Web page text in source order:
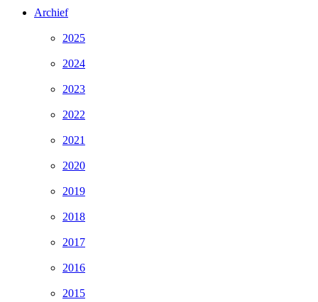
Archief
2025
2024
2023
2022
2021
2020
2019
2018
2017
2016
2015